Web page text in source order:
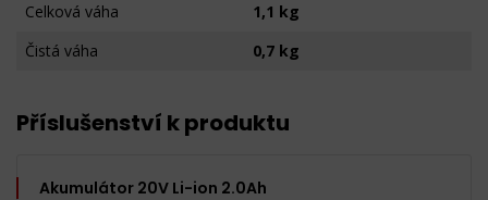
Celková váha
1,1 kg
Čistá váha
0,7 kg
Příslušenství k produktu
Akumulátor 20V Li-ion 2.0Ah